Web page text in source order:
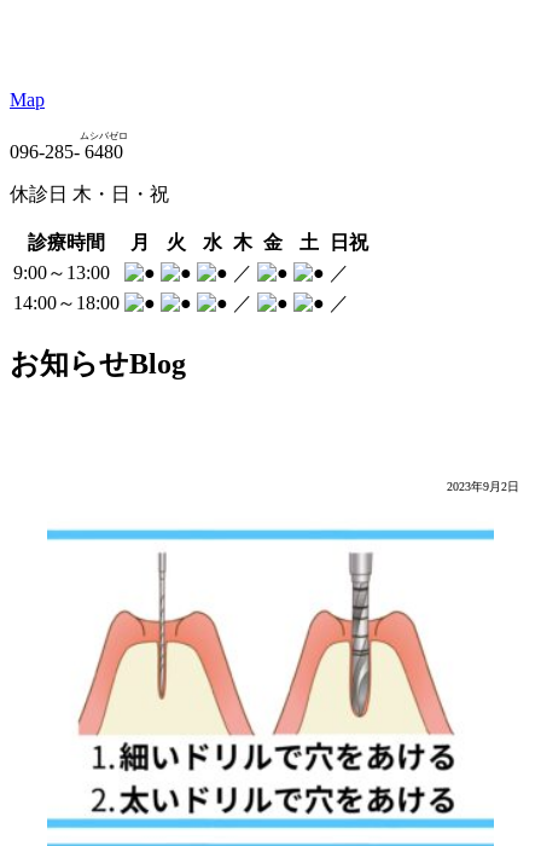
Map
096-285- 6480
ムシバゼロ
休診日 木・日・祝
診療時間 月 火 水 木 金 土
日祝
9:00～13:00
／
／
14:00～18:00
／ ／
お知らせBlog
2023年9月2日